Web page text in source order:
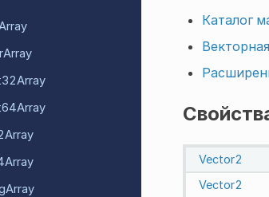
Array
32Array
64Array
Array
Каталог
Vector2
Vector2